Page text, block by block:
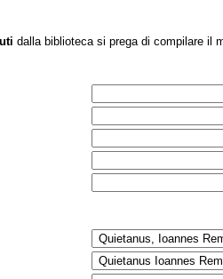
dalla biblioteca si prega di compilare il